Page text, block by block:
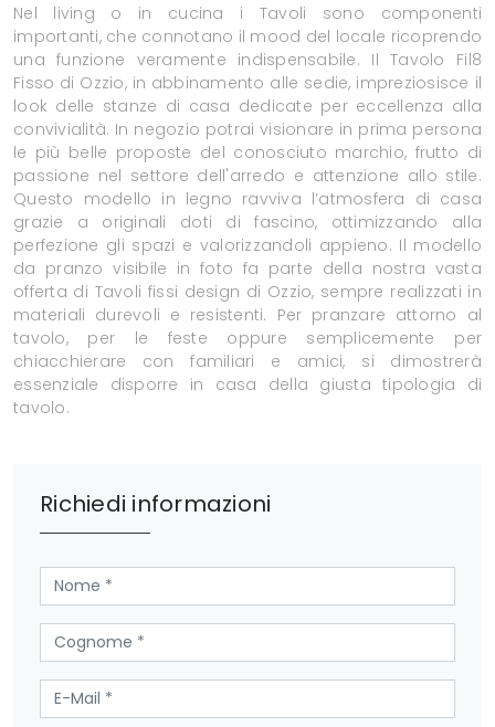
Nel living o in cucina i Tavoli sono componenti
importanti, che connotano il mood del locale ricoprendo
una funzione veramente indispensabile. Il Tavolo Fil8
Fisso di Ozzio, in abbinamento alle sedie, impreziosisce il
look delle stanze di casa dedicate per eccellenza alla
convivialità. In negozio potrai visionare in prima persona
le più belle proposte del conosciuto marchio, frutto di
passione nel settore dell'arredo e attenzione allo stile.
Questo modello in legno ravviva l’atmosfera di casa
grazie a originali doti di fascino, ottimizzando alla
perfezione gli spazi e valorizzandoli appieno. Il modello
da pranzo visibile in foto fa parte della nostra vasta
offerta di Tavoli fissi design di Ozzio, sempre realizzati in
materiali durevoli e resistenti. Per pranzare attorno al
tavolo, per le feste oppure semplicemente per
chiacchierare con familiari e amici, si dimostrerà
essenziale disporre in casa della giusta tipologia di
tavolo.
Richiedi informazioni